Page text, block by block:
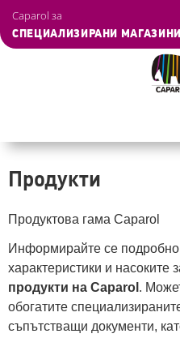
Skip
main
Caparol за
СПЕЦИАЛИЗИРАНИ
Navigation
überspringen
Продукти
Продуктова гама Caparol
Информирайте се подробно
характеристики и насоките
продукти на Caparol .
обогатите
съпътстващи документи,
Управление на бисквитките